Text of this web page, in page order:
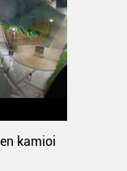
kamioi